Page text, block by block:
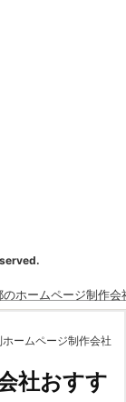
のホームページ制作会
ームページ制作会社
社おすす